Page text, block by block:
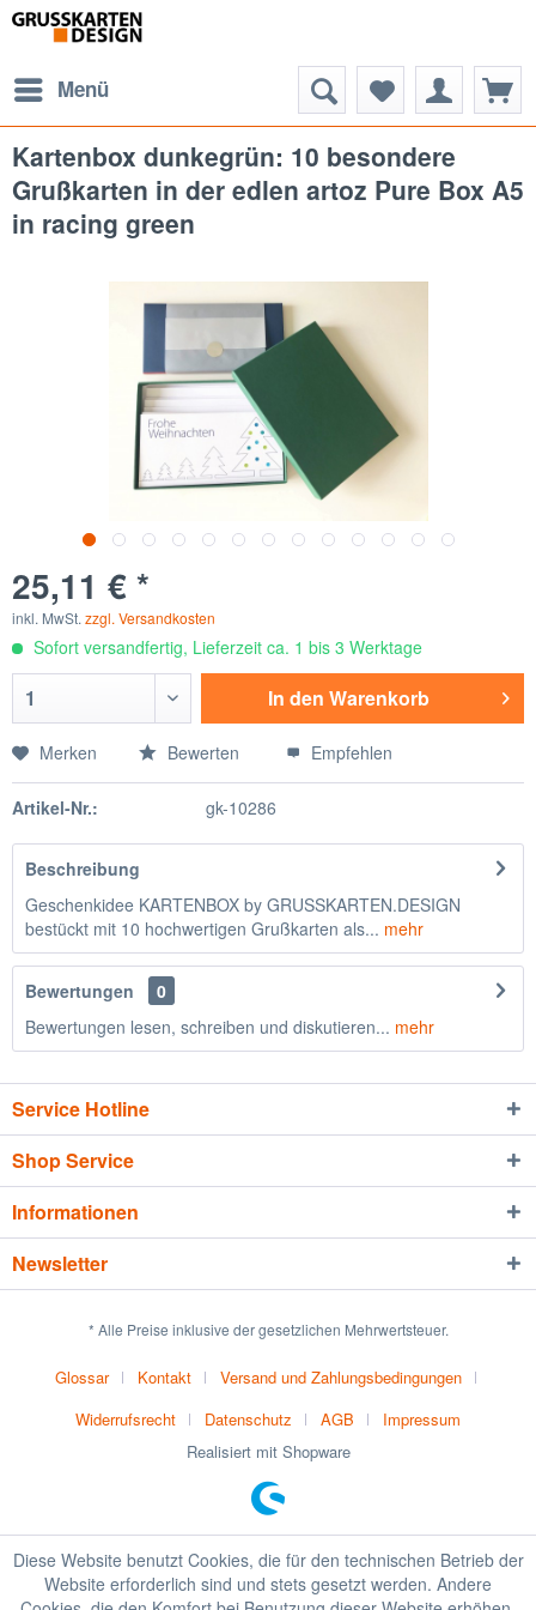
Menü
Kartenbox dunkegrün: 10 besondere
Grußkarten in der edlen artoz Pure Box A5
in racing green
25,11 € *
inkl. MwSt. zzgl. Versandkosten
Sofort versandfertig, Lieferzeit ca. 1 bis 3 Werktage
In den Warenkorb
Merken Bewerten Empfehlen
Artikel-Nr.: gk-10286
Beschreibung
Geschenkidee KARTENBOX by GRUSSKARTEN.DESIGN
bestückt mit 10 hochwertigen Grußkarten als... mehr
Bewertungen
0
Bewertungen lesen, schreiben und diskutieren... mehr
Service Hotline
Shop Service
Informationen
Newsletter
* Alle Preise inklusive der gesetzlichen Mehrwertsteuer.
Glossar Kontakt
Versand und Zahlungsbedingungen
Widerrufsrecht
Datenschutz AGB
Impressum
Realisiert mit Shopware
Diese Website benutzt Cookies, die für den technischen Betrieb der
Website erforderlich sind und stets gesetzt werden. Andere